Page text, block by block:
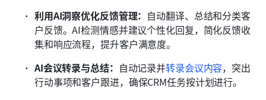
利用AI洞察优化反馈管理： 自动翻译、总结和分类客
户反馈。AI检测情感并建议个性化回复，简化反馈收
集和响应流程，提升客户满意度。
AI会议转录与总结： 自动记录并转录会议内容，突出
行动事项和客户跟进，确保CRM任务按计划进行。